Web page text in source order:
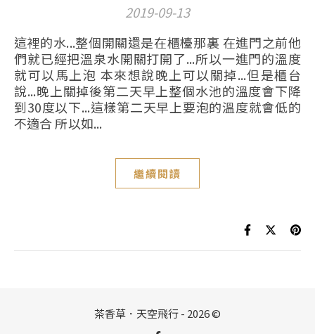
2019-09-13
這裡的水...整個開關還是在櫃檯那裏 在進門之前他
們就已經把溫泉水開關打開了...所以一進門的溫度
就可以馬上泡 本來想說晚上可以關掉...但是櫃台
說...晚上關掉後第二天早上整個水池的溫度會下降
到30度以下...這樣第二天早上要泡的溫度就會低的
不適合 所以如...
繼續閱讀
茶香草．天空飛行 - 2026 ©